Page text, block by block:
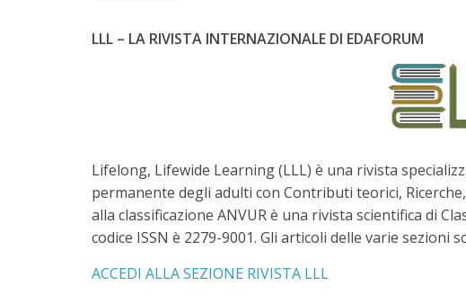
LLL – LA RIVISTA INTERNAZIONALE DI EDAFORUM
Lifelong, Lifewide Learning (LLL) è una rivista
permanente degli adulti con Contributi teorici,
alla classificazione ANVUR è una rivista scientifica di
codice ISSN è 2279-9001. Gli articoli delle varie sezioni
ACCEDI ALLA SEZIONE RIVISTA LLL